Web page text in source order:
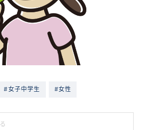
#女子中学生 #女性